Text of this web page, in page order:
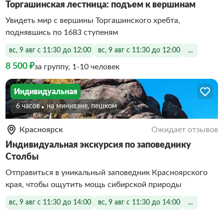
Торгашинская лестница: подъем к вершинам
Увидеть мир с вершины Торгашинского хребта,
поднявшись по 1683 ступеням
вс, 9 авг с 11:30 до 12:00 вс, 9 авг с 11:30 до 12:00 ...
8 500 ₽за группу, 1-10 человек
Индивидуальная
6 часов На минивэне, пешком
Красноярск Ожидает отзывов
Индивидуальная экскурсия по заповеднику
Столбы
Отправиться в уникальный заповедник Красноярского
края, чтобы ощутить мощь сибирской природы
вс, 9 авг с 11:30 до 14:00 вс, 9 авг с 11:30 до 14:00 ...